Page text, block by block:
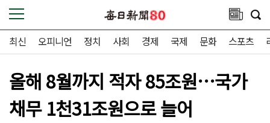
최신 오피니언 정치 사회 경제 국제 문화 스포츠
올해 8월까지 적자 85조원…국가
채무 1천31조원으로 늘어